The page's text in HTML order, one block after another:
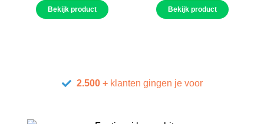
Bekijk product Bekijk product
2.500 +klanten gingen je voor